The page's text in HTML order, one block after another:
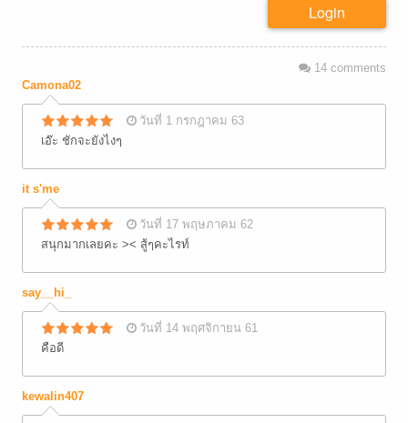
Login
14comments
Camona02
วันที่ 1 กรกฎาคม 63
เอ๊ะ ชักจะยังไงๆ
it s'me
วันที่ 17 พฤษภาคม 62
สนุกมากเลยคะ >< สู้ๆคะไรท์
say__hi_
วันที่ 14 พฤศจิกายน 61
คือดี
kewalin407